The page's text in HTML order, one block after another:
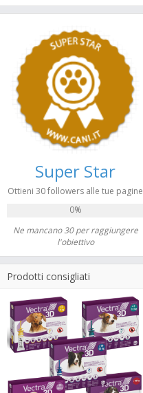
Super Star
Ottieni 30 followers alle tue pagine
0%
Ne mancano 30 per raggiungere
l'obiettivo
Prodotti consigliati